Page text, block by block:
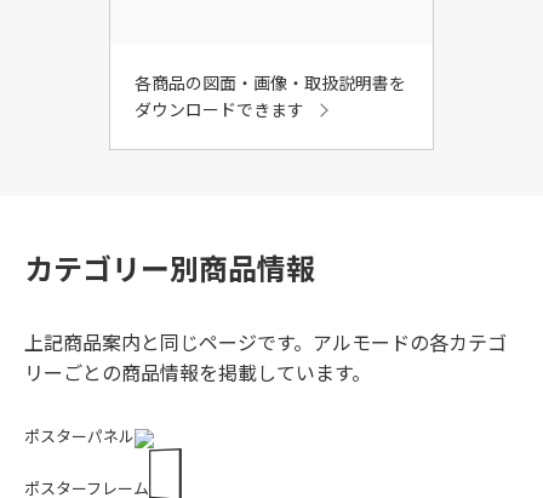
各商品の図面・画像・取扱説明書を
ダウンロードできます
カテゴリー別商品情報
上記商品案内と同じページです。 アルモードの各カテゴ
リーごとの商品情報を掲載しています。
ポスターパネル
ポスターフレーム